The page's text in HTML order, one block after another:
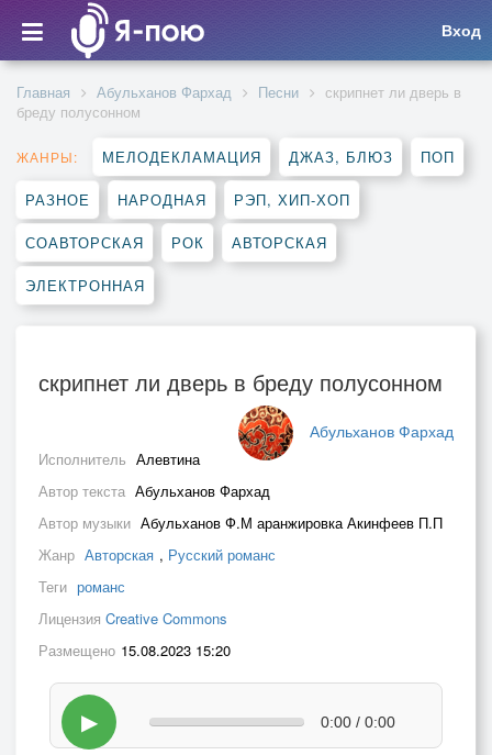
Вход
Главная Абульханов Фархад Песни
скрипнет ли дверь в
бреду полусонном
ЖАНРЫ: МЕЛОДЕКЛАМАЦИЯ ДЖАЗ, БЛЮЗ ПОП
РАЗНОЕ НАРОДНАЯ РЭП, ХИП-ХОП
СОАВТОРСКАЯ РОК АВТОРСКАЯ
ЭЛЕКТРОННАЯ
скрипнет ли дверь в бреду полусонном
Абульханов Фархад
Исполнитель Алевтина
Автор текста Абульханов Фархад
Автор музыки Абульханов Ф.М аранжировка Акинфеев П.П
Жанр Авторская , Русский романс
Теги романс
Лицензия Creative Commons
Размещено 15.08.2023 15:20
▶ 0:00 / 0:00